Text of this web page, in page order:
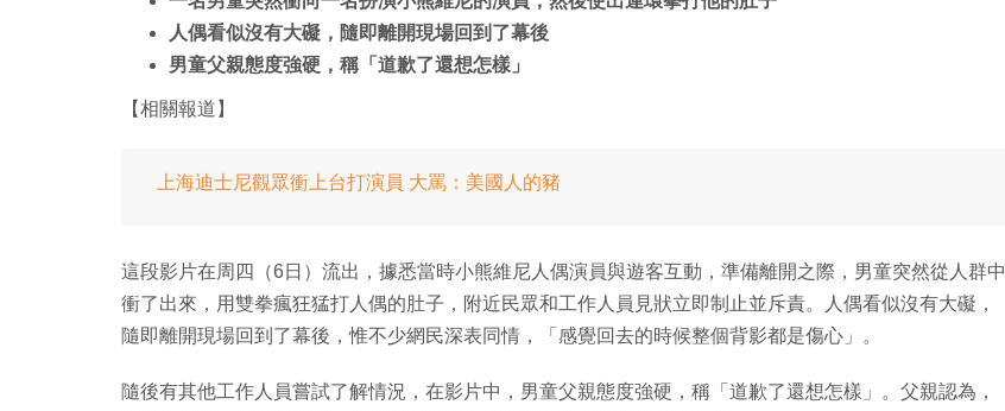
人偶看似沒有大礙，隨即離開現場回到了幕後
男童父親態度強硬，稱「道歉了還想怎樣」
【相關報道】
上海迪士尼觀眾衝上台打演員 大罵：美國人的豬
這段影片在周四（6日）流出，據悉當時小熊維尼人偶演員與遊客互動，準備離開之際，男童突然從人群中
衝了出來，用雙拳瘋狂猛打人偶的肚子，附近民眾和工作人員見狀立即制止並斥責。人偶看似沒有大礙，
隨即離開現場回到了幕後，惟不少網民深表同情，「感覺回去的時候整個背影都是傷心」。
隨後有其他工作人員嘗試了解情況，在影片中，男童父親態度強硬，稱「道歉了還想怎樣」。父親認為，